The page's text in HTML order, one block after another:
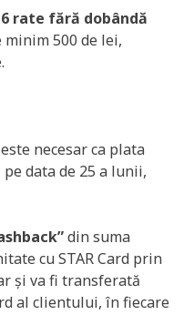
6 rate fără dobândă
500 de lei,
necesar ca plata
data de 25 a lunii,
din suma
cu STAR Card prin
și va fi transferată
al clientului, în fiecare